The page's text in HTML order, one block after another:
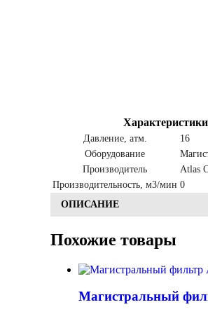
Характеристики
Давление, атм.
16
Оборудование
Производитель
Atlas
Производительность, м3/мин 0
ОПИСАНИЕ
Похожие товары
Магистральный